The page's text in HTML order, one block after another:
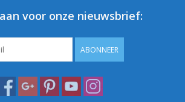
voor onze nieuwsbrief:
ABONNEER